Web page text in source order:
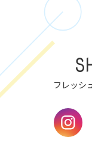
7
mon
wed
フレッシ